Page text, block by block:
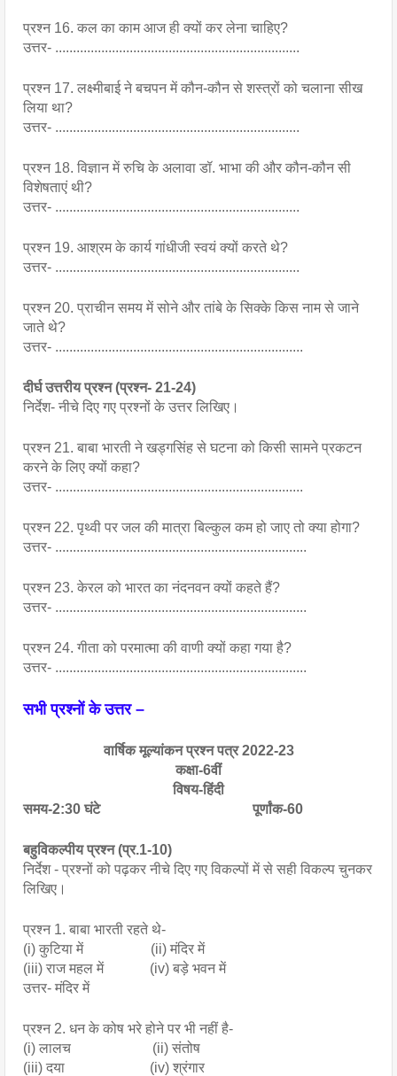
प्रश्न 16. कल का काम आज ही क्यों कर लेना चाहिए?
उत्तर- .....................................................................
प्रश्न 17. लक्ष्मीबाई ने बचपन में कौन-कौन से शस्त्रों को चलाना सीख
लिया था?
उत्तर- .....................................................................
प्रश्न 18. विज्ञान में रुचि के अलावा डॉ. भाभा की और कौन-कौन सी
विशेषताएं थी?
उत्तर- .....................................................................
प्रश्न 19. आश्रम के कार्य गांधीजी स्वयं क्यों करते थे?
उत्तर- .....................................................................
प्रश्न 20. प्राचीन समय में सोने और तांबे के सिक्के किस नाम से जाने
जाते थे?
उत्तर- ......................................................................
दीर्घ उत्तरीय प्रश्न (प्रश्न- 21-24)
निर्देश- नीचे दिए गए प्रश्नों के उत्तर लिखिए।
प्रश्न 21. बाबा भारती ने खड्गसिंह से घटना को किसी सामने प्रकटन
करने के लिए क्यों कहा?
उत्तर- ......................................................................
प्रश्न 22. पृथ्वी पर जल की मात्रा बिल्कुल कम हो जाए तो क्या होगा?
उत्तर- .......................................................................
प्रश्न 23. केरल को भारत का नंदनवन क्यों कहते हैं?
उत्तर- .......................................................................
प्रश्न 24. गीता को परमात्मा की वाणी क्यों कहा गया है?
उत्तर- .......................................................................
सभी प्रश्नों के उत्तर –
वार्षिक मूल्यांकन प्रश्न पत्र 2022-23
कक्षा-6वीं
विषय-हिंदी
समय-2:30 घंटे                                           पूर्णांक-60
बहुविकल्पीय प्रश्न (प्र.1-10)
निर्देश - प्रश्नों को पढ़कर नीचे दिए गए विकल्पों में से सही विकल्प चुनकर
लिखिए।
प्रश्न 1. बाबा भारती रहते थे-
(i) कुटिया में                   (ii) मंदिर में
(iii) राज महल में             (iv) बड़े भवन में
उत्तर- मंदिर में
प्रश्न 2. धन के कोष भरे होने पर भी नहीं है-
(i) लालच                       (ii) संतोष
(iii) दया                        (iv) श्रंगार